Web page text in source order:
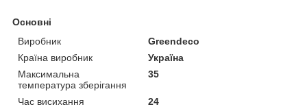
Основні
Виробник
Greendeco
Країна виробник
Україна
Максимальна
температура зберігання
35
Час висихання
24